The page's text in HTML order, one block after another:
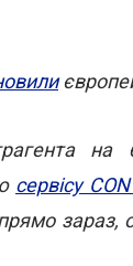
на
сервісу
прямо